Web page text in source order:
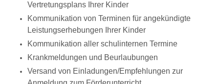
Vertretungsplans Ihrer Kinder
Kommunikation von Terminen für angekündigte
Leistungserhebungen Ihrer Kinder
Kommunikation aller schulinternen Termine
Krankmeldungen und Beurlaubungen
Versand von Einladungen/Empfehlungen zur